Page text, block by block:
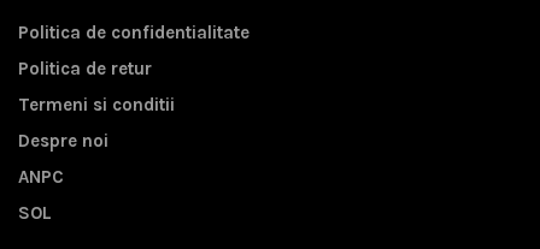
Politica de confidentialitate
Politica de retur
Termeni si conditii
Despre noi
ANPC
SOL